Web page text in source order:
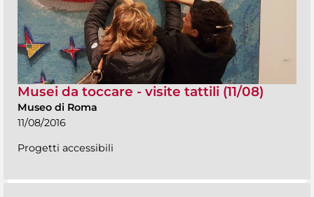
Musei da toccare - visite tattili (11/08)
Museo di Roma
11/08/2016
Progetti accessibili